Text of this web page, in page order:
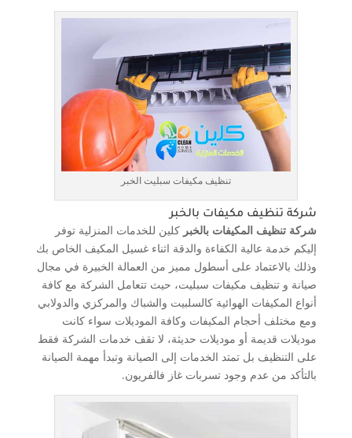
تنظيف مكيفات سبليت الخبر
شركة تنظيف مكيفات بالخبر
شركة تنظيف المكيفات بالخبر كلين للخدمات المنزلية توفر
إليكم خدمة عالية الكفاءة والدقة اثناء غسيل المكيف الخاص بك
وذلك بالاعتماد على أسطول مميز من العمالة الخبيرة في مجال
صيانة و تنظيف مكيفات سبليت، حيث تتعامل الشركة مع كافة
أنواع المكيفات الهوائية كالسلبيت والشباك والمركزي والدولابي
ومع مختلف أحجام المكيفات وكافة الموديلات سواء كانت
موديلات قديمة أو موديلات حديثة، لا تقف خدمات الشركة فقط
على التنظيف بل تمتد الخدمات إلى الصيانة وتبدأ مهمة الصيانة
بالتأكد من عدم وجود تسربات غاز فالفريون.